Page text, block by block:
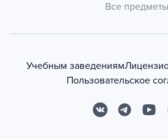
Все предметы
Учебным заведениям
Пользовательское